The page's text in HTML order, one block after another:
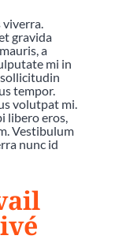
gravida
a
mi in
tempor.
volutpat mi.
libero eros,
Vestibulum
nunc id